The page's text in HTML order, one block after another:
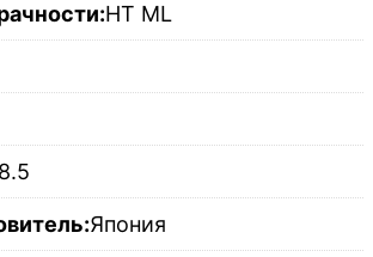
HT ML
Япония